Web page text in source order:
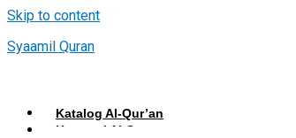
Skip to content
Syaamil Quran
Katalog Al-Qur’an
Kategori Al Quran